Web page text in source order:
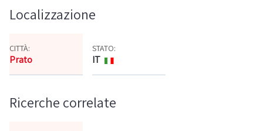
Localizzazione
CITTÀ:
Prato Mappa
STATO:
IT
Ricerche correlate